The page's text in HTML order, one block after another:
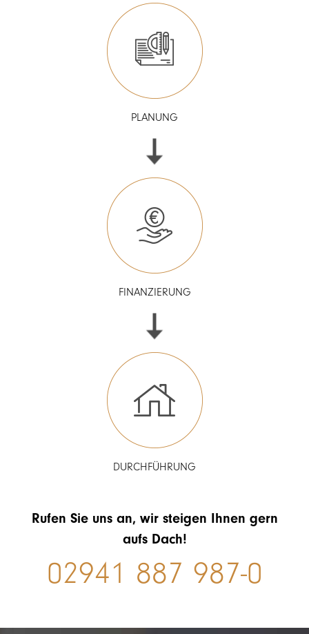
PLANUNG
FINANZIERUNG
DURCHFÜHRUNG
Rufen Sie uns an, wir steigen Ihnen gern
aufs Dach!
02941 887 987-0